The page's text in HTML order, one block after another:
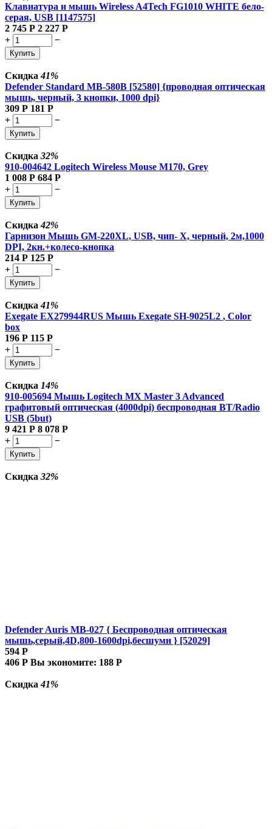
Клавиатура и мышь Wireless A4Tech FG1010 WHITE бело-
серая, USB [1147575]
2 745 Р 2 227 Р
+
−
Купить
Скидка41%
Defender Standard MB-580B [52580] {проводная оптическая
мышь, черный, 3 кнопки, 1000 dpi}
309 Р 181 Р
+
−
Купить
Скидка 32%
910-004642 Logitech Wireless Mouse M170, Grey
1 008 Р 684 Р
+
−
Купить
Скидка42%
Гарнизон Мышь GM-220XL, USB, чип- Х, черный, 2м,1000
DPI, 2кн.+колесо-кнопка
214 Р 125 Р
+
−
Купить
Скидка41%
Exegate EX279944RUS Мышь Exegate SH-9025L2 , Color
box
196 Р 115 Р
+
−
Купить
Скидка 14%
910-005694 Мышь Logitech MX Master 3 Advanced
графитовый оптическая (4000dpi) беспроводная BT/Radio
USB (5but)
9 421 Р 8 078 Р
+
−
Купить
Скидка 32%
Defender Auris MB-027 { Беспроводная оптическая
мышь,серый,4D,800-1600dpi,бесшумн } [52029]
594 Р
406 Р Вы экономите: 188 Р
Скидка41%